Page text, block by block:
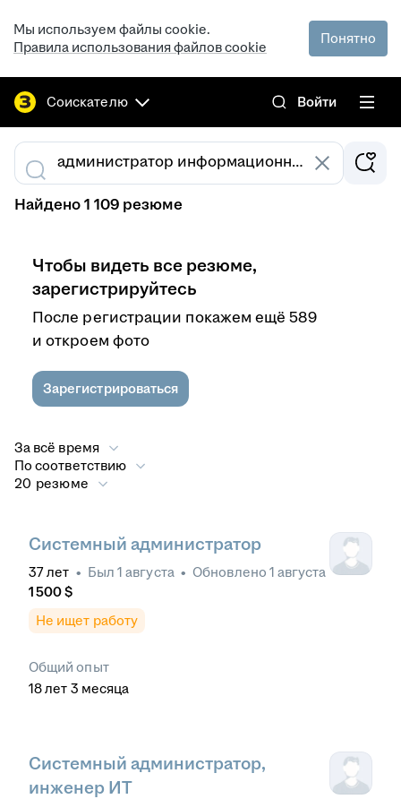
Мы используем файлы cookie.
Правила использования файлов cookie
Понятно
Соискателю Войти
Найдено 1 109 резюме
Чтобы видеть все резюме,
зарегистрируйтесь
После регистрации покажем ещё 589
и откроем фото
Зарегистрироваться
За всё время
По соответствию
20 резюме
Системный администратор
37лет • Был 1 августа • Обновлено 1 августа
1 500 $
Не ищет работу
Общий опыт
18лет 3 месяца
Системный администратор,
инженер ИТ